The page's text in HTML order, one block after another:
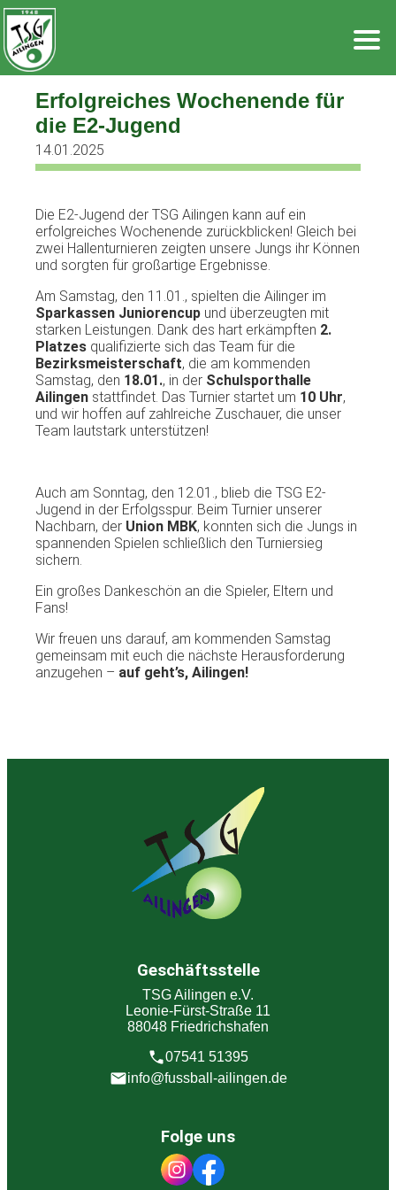
Zum
Inhalt
springen
Erfolgreiches Wochenende für
die E2-Jugend
14.01.2025
Die E2-Jugend der TSG Ailingen kann auf ein
erfolgreiches Wochenende zurückblicken! Gleich bei
zwei Hallenturnieren zeigten unsere Jungs ihr Können
und sorgten für großartige Ergebnisse.
Am Samstag, den 11.01., spielten die Ailinger im
Sparkassen Juniorencup und überzeugten mit
starken Leistungen. Dank des hart erkämpften 2.
Platzes qualifizierte sich das Team für die
Bezirksmeisterschaft, die am kommenden
Samstag, den 18.01., in der Schulsporthalle
Ailingen stattfindet. Das Turnier startet um 10 Uhr,
und wir hoffen auf zahlreiche Zuschauer, die unser
Team lautstark unterstützen!
Auch am Sonntag, den 12.01., blieb die TSG E2-
Jugend in der Erfolgsspur. Beim Turnier unserer
Nachbarn, der Union MBK, konnten sich die Jungs in
spannenden Spielen schließlich den Turniersieg
sichern.
Ein großes Dankeschön an die Spieler, Eltern und
Fans!
Wir freuen uns darauf, am kommenden Samstag
gemeinsam mit euch die nächste Herausforderung
anzugehen – auf geht’s, Ailingen!
Geschäftsstelle
TSG Ailingen e.V.
Leonie-Fürst-Straße 11
88048 Friedrichshafen
07541 51395
info@fussball-ailingen.de
Folge uns